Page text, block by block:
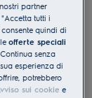
EU Product Fiche
1’605.00
CHF (escl. CRA)
partner
tutti i
quindi di
leofferte speciali
senza
esperienza di
potrebbero
sui cookie e